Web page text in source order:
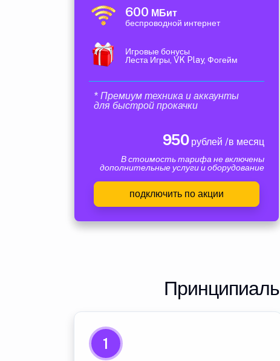
600 МБит
беспроводной интернет
Игровые бонусы
Леста Игры, VK Play, Фогейм
* Премиум техника и аккаунты
для быстрой прокачки
950рублей /в месяц
В стоимость тарифа не включены
дополнительные услуги и оборудование
подключить по акции
1